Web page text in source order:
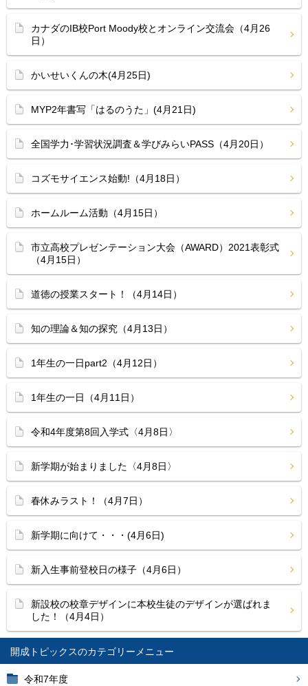
開成トピックス
令和7年度
カナダのIB校Port Moody校とオンライン交流会（4月26
日）
かいせいくんの木(4月25日)
MYP2年書写「はるのうた」(4月21日)
全国学力･学習状況調査＆学びみらいPASS（4月20日）
コズモサイエンス始動!（4月18日）
ホームルーム活動（4月15日）
市立高校プレゼンテーション大会（AWARD）2021表彰式
（4月15日）
道徳の授業スタート！（4月14日）
知の理論＆知の探究（4月13日）
1年生の一日part2（4月12日）
1年生の一日（4月11日）
令和4年度第8回入学式〈4月8日〉
新学期が始まりました〈4月8日〉
春休みラスト！（4月7日）
新学期に向けて・・・(4月6日)
新入生事前登校日の様子（4月6日）
新設校の校章デザインに本校生徒のデザインが選ばれま
した！（4月4日）